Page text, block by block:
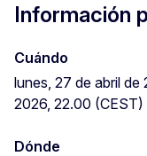
Información
Cuándo
lunes, 27 de abril
2026, 22.00 (CEST)
Dónde